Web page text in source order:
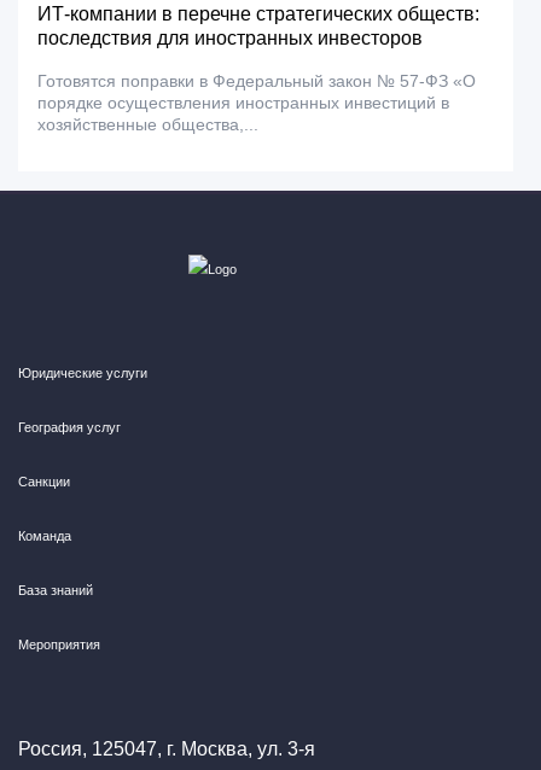
ИТ-компании в перечне стратегических обществ:
последствия для иностранных инвесторов
Готовятся поправки в Федеральный закон № 57-ФЗ «О
порядке осуществления иностранных инвестиций в
хозяйственные общества,...
Юридические услуги
География услуг
Санкции
Команда
База знаний
Мероприятия
Россия, 125047, г. Москва, ул. 3-я